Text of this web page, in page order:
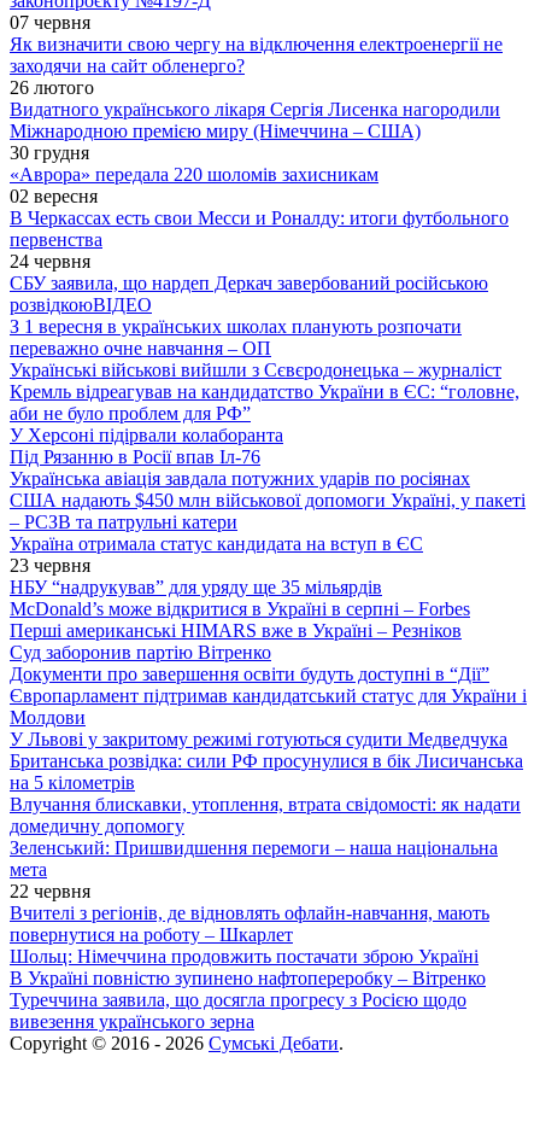
07 червня
Як визначити свою чергу на відключення електроенергії не
заходячи на сайт обленерго?
26 лютого
Видатного українського лікаря Сергія Лисенка нагородили
Міжнародною премією миру (Німеччина – США)
30 грудня
«Аврора» передала 220 шоломів захисникам
02 вересня
В Черкассах есть свои Месси и Роналду: итоги футбольного
первенства
24 червня
СБУ заявила, що нардеп Деркач завербований російською
розвідкоюВІДЕО
З 1 вересня в українських школах планують розпочати
переважно очне навчання – ОП
Українські військові вийшли з Сєвєродонецька – журналіст
Кремль відреагував на кандидатство України в ЄС: “головне,
аби не було проблем для РФ”
У Херсоні підірвали колаборанта
Під Рязанню в Росії впав Іл-76
Українська авіація завдала потужних ударів по росіянах
США надають $450 млн військової допомоги Україні, у пакеті
– РСЗВ та патрульні катери
Україна отримала статус кандидата на вступ в ЄС
23 червня
НБУ “надрукував” для уряду ще 35 мільярдів
McDonald’s може відкритися в Україні в серпні – Forbes
Перші американські HIMARS вже в Україні – Резніков
Суд заборонив партію Вітренко
Документи про завершення освіти будуть доступні в “Дії”
Європарламент підтримав кандидатський статус для України і
Молдови
У Львові у закритому режимі готуються судити Медведчука
Британська розвідка: сили РФ просунулися в бік Лисичанська
на 5 кілометрів
Влучання блискавки, утоплення, втрата свідомості: як надати
домедичну допомогу
Зеленський: Пришвидшення перемоги – наша національна
мета
22 червня
Вчителі з регіонів, де відновлять офлайн-навчання, мають
повернутися на роботу – Шкарлет
Шольц: Німеччина продовжить постачати зброю Україні
В Україні повністю зупинено нафтопереробку – Вітренко
Туреччина заявила, що досягла прогресу з Росією щодо
вивезення українського зерна
Copyright © 2016 - 2026 Сумські Дебати.